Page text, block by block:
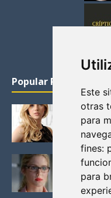
Este
otras
para
fines:
para
Popular Posts
VIKINGOS
Junio 14,
FELICITY
MAS
Noviembre